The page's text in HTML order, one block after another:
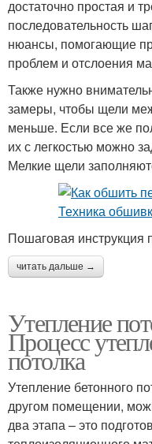
достаточно простая и
последовательность
нюансы, помогающие
проблем и отслоения
Также нужно
замеры, чтобы щели
меньше. Если все же
их с легкостью можно
Мелкие щели
Пошаговая инструкция
читать дальше →
Утепление
Процесс
потолка
Утепление бетонного
другом помещении,
два этапа – это